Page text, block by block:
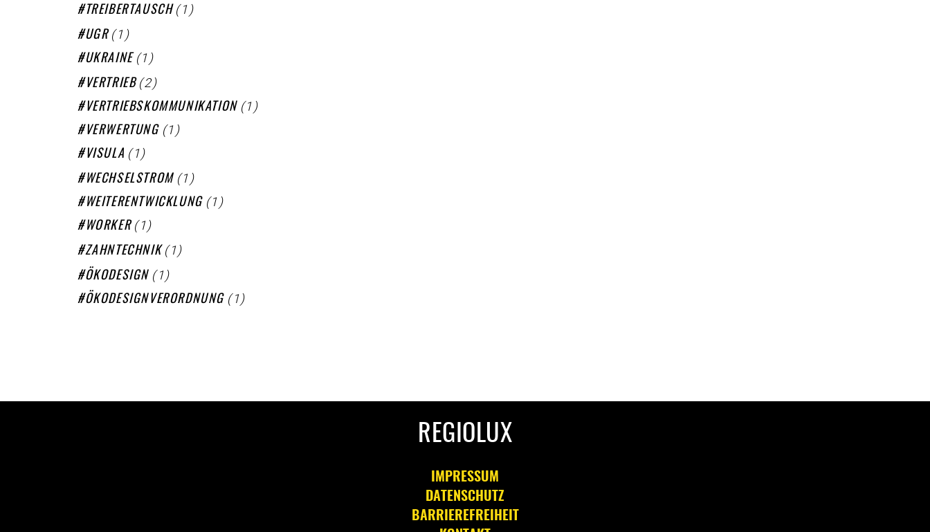
TREIBERTAUSCH (1)
UGR (1)
UKRAINE (1)
VERTRIEB (2)
VERTRIEBSKOMMUNIKATION (1)
VERWERTUNG (1)
VISULA (1)
WECHSELSTROM (1)
WEITERENTWICKLUNG (1)
WORKER (1)
ZAHNTECHNIK (1)
ÖKODESIGN (1)
ÖKODESIGNVERORDNUNG (1)
REGIOLUX
IMPRESSUM
DATENSCHUTZ
BARRIEREFREIHEIT